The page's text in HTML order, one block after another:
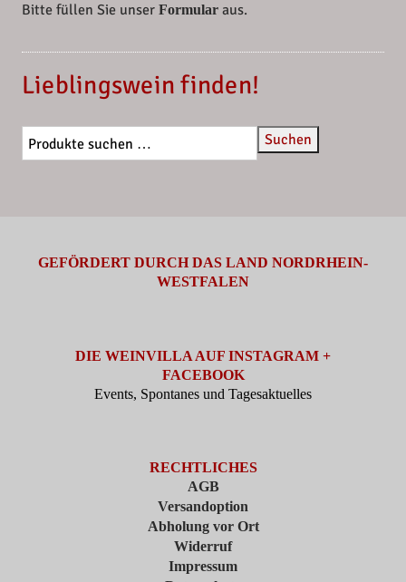
Bitte füllen Sie unser Formularaus.
Lieblingswein finden!
Suchen
GEFÖRDERT DURCH DAS LAND NORDRHEIN-
WESTFALEN
DIE WEINVILLA AUF INSTAGRAM +
FACEBOOK
Events, Spontanes und Tagesaktuelles
RECHTLICHES
AGB
Versandoption
Abholung vor Ort
Widerruf
Impressum